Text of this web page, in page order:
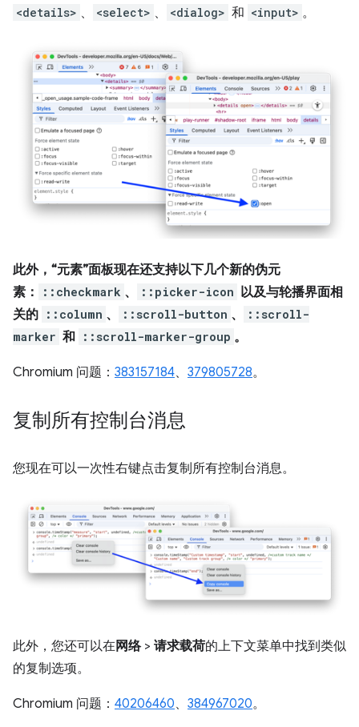
<details> 、 <select> 、 <dialog> 和 <input> 。
此外，“元素”面板现在还支持以下几个新的伪元
素：
::checkmark 、 ::picker-icon 以及与轮播界面相
关的 ::column 、 ::scroll-button 、
::scroll-
marker 和 ::scroll-marker-group 。
Chromium 问题： 383157184、 379805728。
复制所有控制台消息
您现在可以一次性右键点击复制所有控制台消息。
此外，您还可以在 网络> 请求载荷的上下文菜单中找到类似
的复制选项。
Chromium 问题： 40206460、 384967020。